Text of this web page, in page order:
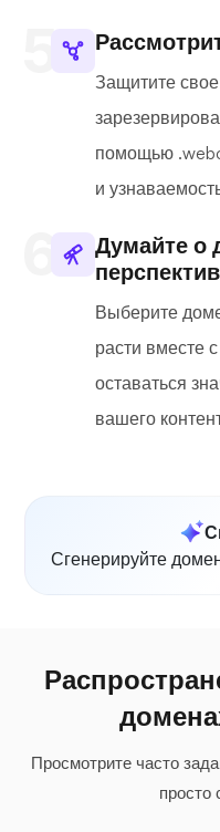
Защитите
помощью
и
Думайте о
Выберите
расти вместе
оставаться
вашего
Сгенерируйте
Просмотрите часто
просто